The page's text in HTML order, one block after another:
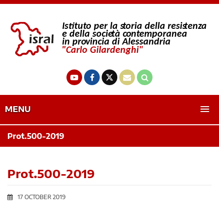
MENU
Prot.500-2019
Prot.500-2019
17 OCTOBER 2019